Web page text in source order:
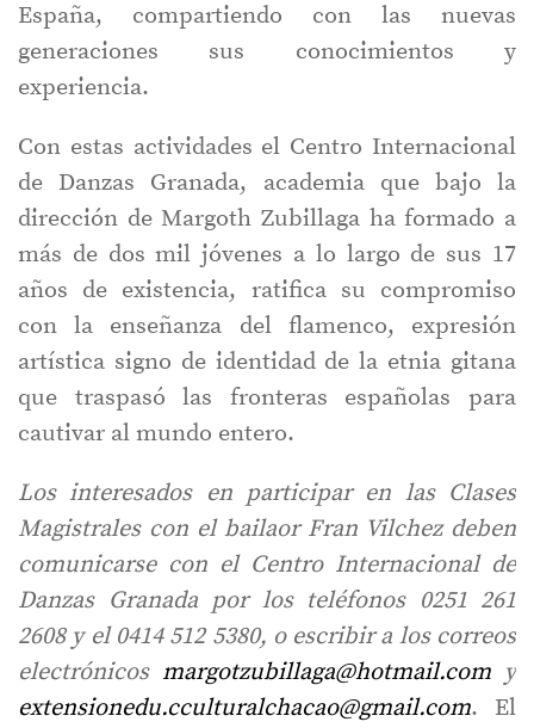
España, compartiendo con las nuevas
generaciones sus conocimientos y
experiencia.
Con estas actividades el Centro Internacional
de Danzas Granada, academia que bajo la
dirección de Margoth Zubillaga ha formado a
más de dos mil jóvenes a lo largo de sus 17
años de existencia, ratifica su compromiso
con la enseñanza del flamenco, expresión
artística signo de identidad de la etnia gitana
que traspasó las fronteras españolas para
cautivar al mundo entero.
Los interesados en participar en las Clases
Magistrales con el bailaor Fran Vilchez deben
comunicarse con el Centro Internacional de
Danzas Granada por los teléfonos 0251 261
2608 y el 0414 512 5380, o escribir a los correos
electrónicos margotzubillaga@hotmail.com y
extensionedu.cculturalchacao@gmail.com. El